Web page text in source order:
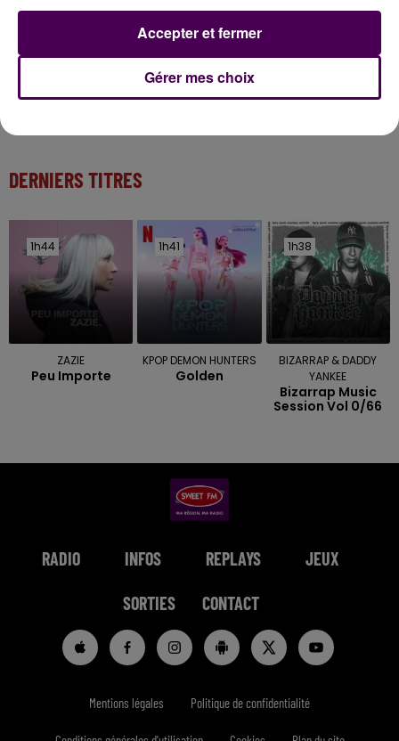
Gagnez vos entrées pour Papéa Parc !
DERNIERS TITRES
1h44
1h44
ZAZIE
Peu Importe
1h41
1h41
KPOP DEMON HUNTERS
Golden
1h38
1h38
BIZARRAP & DADDY
YANKEE
Bizarrap Music
Session Vol 0/66
RADIO INFOS REPLAYS JEUX
SORTIES CONTACT
Mentions légales Politique de confidentialité
Gérer mes choix
Accepter et fermer